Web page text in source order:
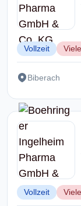
Vollzeit
Biberach
Vollzeit